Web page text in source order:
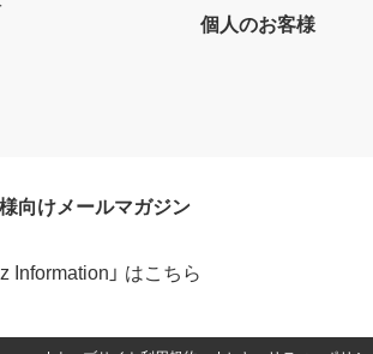
個人のお客様
向けメールマガジン
Information」 はこちら